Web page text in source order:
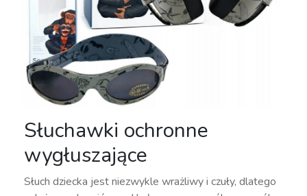
Słuchawki ochronne
wygłuszające
Słuch dziecka jest niezwykle wrażliwy i czuły, dlatego